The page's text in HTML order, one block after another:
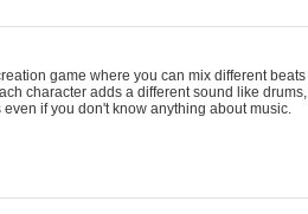
game where you can mix different beats
character adds a different sound like drums,
if you don't know anything about music.